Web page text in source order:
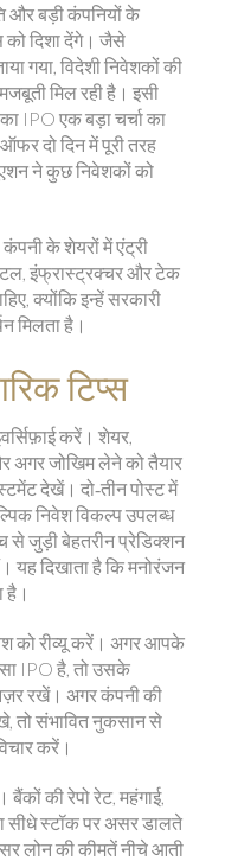
और बड़ी कंपनियों के
को दिशा देंगे। जैसे
गया, विदेशी निवेशकों की
मिल रही है। इसी
IPO एक बड़ा चर्चा का
दो दिन में पूरी तरह
ने कुछ निवेशकों को
के शेयरों में एंट्री
इंफ्रास्ट्रक्चर और टेक
क्योंकि इन्हें सरकारी
मिलता है।
टिप्स
करें। शेयर,
अगर जोखिम लेने को तैयार
देखें। दो‑तीन पोस्ट में
निवेश विकल्प उपलब्ध
जुड़ी बेहतरीन प्रेडिक्शन
दिखाता है कि मनोरंजन
है।
को रीव्यू करें। अगर आपके
IPO है, तो उसके
नज़र रखें। अगर कंपनी की
तो संभावित नुकसान से
करें।
की रेपो रेट, महंगाई,
सीधे स्टॉक पर असर डालते
लोन की कीमतें नीचे आती